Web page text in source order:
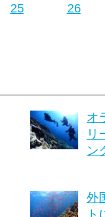
25
26
オ
リ
ン
外
ト